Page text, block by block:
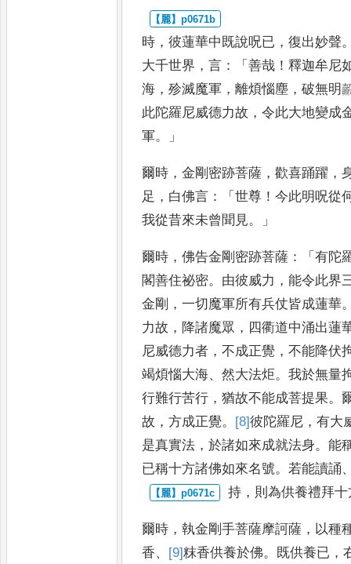
時 ，彼蓮華中既說呪已 ，復出妙聲
大千世界 ，言 ：「善哉 ！釋迦牟尼
海 ，殄滅魔軍 ，離煩惱塵 ，破無明
此陀羅尼威德力故 ，令此大地變成
軍。」
爾時 ，金剛密跡菩薩 ，歡喜踊躍 ，
足 ， 白佛言 ：「世尊 ！今此明呪從
我從昔來未曾聞見。」
爾時 ，佛告金剛 密跡菩薩 ：「有陀
閣善住祕密。 由彼威力 ，能令此界
金剛 ，一切魔軍所有兵仗皆成蓮華
力故 ， 降諸魔眾 ， 四衢道中涌出蓮
尼威德力者 ，不成正覺 ，不能降伏
竭煩惱大海、然大法炬。我於無量
行難行苦行 ，猶故不能成菩提果。
故 ，方成正覺。 [8]彼陀羅尼 ，有大
是真實法 ，於諸如來成就法身。能
已稱十方諸佛如來名號。 若能讀誦
持 ， 則為供養禮拜
爾時 ，執金剛手菩薩摩訶薩 ， 以種
香、 [9]粖香供養於佛。 既供養已 ，